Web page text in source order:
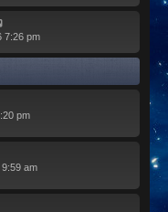
7:26 pm
pm
am